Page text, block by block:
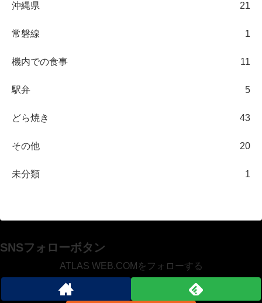
沖縄県 21
常磐線 1
機内での食事 11
駅弁 5
どら焼き 43
その他 20
未分類 1
SNSフォローボタン
ATLAS WEB.COMをフォローする